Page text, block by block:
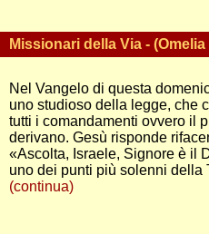
Missionari della Via - (Omelia
Nel Vangelo di questa
uno studioso della legge, che
tutti i comandamenti ovvero il
derivano. Gesù risponde
«Ascolta, Israele, Signore è il
uno dei punti più solenni della
(continua)